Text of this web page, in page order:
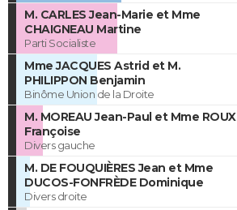
M. CARLES Jean-Marie et Mme
CHAIGNEAU Martine
Parti Socialiste
Mme JACQUES Astrid et M.
PHILIPPON Benjamin
Binôme Union de la Droite
M. MOREAU Jean-Paul et Mme ROUX
Françoise
Divers gauche
M. DE FOUQUIÈRES Jean et Mme
DUCOS-FONFRÈDE Dominique
Divers droite